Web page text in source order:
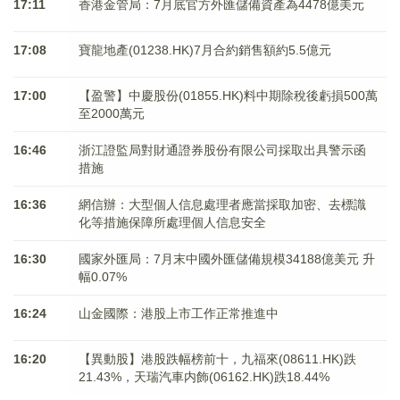
17:11 香港金管局：7月底官方外匯儲備資產為4478億美元
17:08 寶龍地產(01238.HK)7月合約銷售額約5.5億元
17:00
【盈警】中慶股份(01855.HK)料中期除稅後虧損500萬
至2000萬元
16:46
浙江證監局對財通證券股份有限公司採取出具警示函
措施
16:36
網信辦：大型個人信息處理者應當採取加密、去標識
化等措施保障所處理個人信息安全
16:30
國家外匯局：7月末中國外匯儲備規模34188億美元 升
幅0.07%
16:24 山金國際：港股上市工作正常推進中
16:20
【異動股】港股跌幅榜前十，九福來(08611.HK)跌
21.43%，天瑞汽車内飾(06162.HK)跌18.44%